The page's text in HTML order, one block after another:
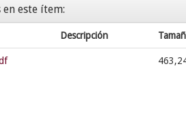
en este ítem:
Descripción